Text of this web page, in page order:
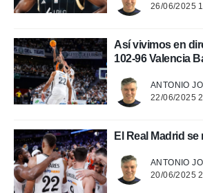
cookies
de
sitio
te
sean
el sitio
26/06/2025
Así vivimos en
102-96 Valencia
ANTONIO
22/06/2025
El Real Madrid se
ANTONIO
20/06/2025